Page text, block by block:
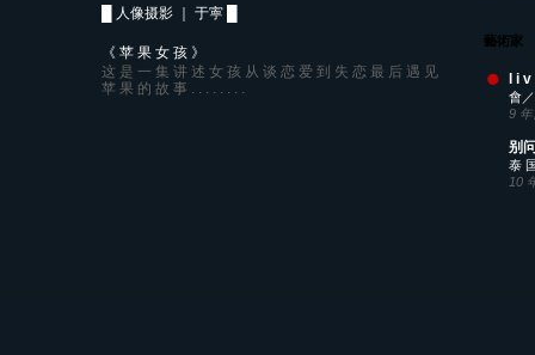
█ 人像摄影 ｜ 于寕 █
《 苹 果 女 孩 》
这 是 一 集 讲 述 女 孩 从 谈 恋 爱 到 失 恋 最 后 遇 见
苹 果 的 故 事 . . . . . . . .
藝術家
l i
會
9 年
别
泰
10